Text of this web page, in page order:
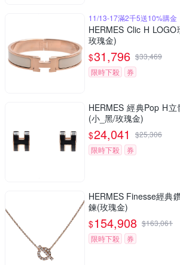
11/13-17滿2千5送10%購金
HERMES Clic H
玫瑰金)
$31,796 $33,469
限時下殺
券
HERMES 經典Pop H
(小_黑/玫瑰金)
$24,041 $25,306
限時下殺
券
HERMES Finesse經典
鍊(玫瑰金)
$154,908 $163,061
限時下殺
券